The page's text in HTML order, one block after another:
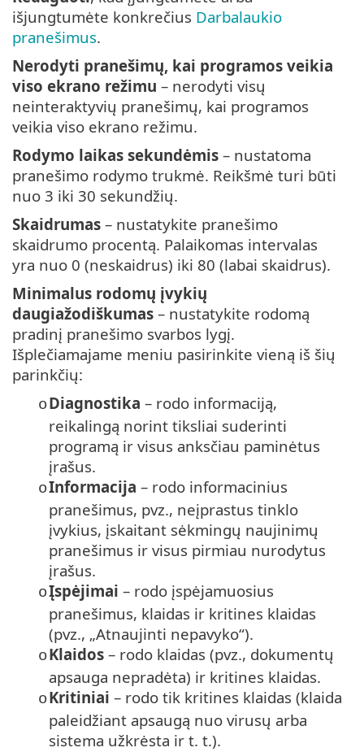
išjungtumėte konkrečius Darbalaukio
pranešimus.
Nerodyti pranešimų, kai programos veikia
viso ekrano režimu – nerodyti visų
neinteraktyvių pranešimų, kai programos
veikia viso ekrano režimu.
Rodymo laikas sekundėmis – nustatoma
pranešimo rodymo trukmė. Reikšmė turi būti
nuo 3 iki 30 sekundžių.
Skaidrumas – nustatykite pranešimo
skaidrumo procentą. Palaikomas intervalas
yra nuo 0 (neskaidrus) iki 80 (labai skaidrus).
Minimalus rodomų įvykių
daugiažodiškumas – nustatykite rodomą
pradinį pranešimo svarbos lygį.
Išplečiamajame meniu pasirinkite vieną iš šių
parinkčių:
oDiagnostika – rodo informaciją,
reikalingą norint tiksliai suderinti
programą ir visus anksčiau paminėtus
įrašus.
oInformacija – rodo informacinius
pranešimus, pvz., neįprastus tinklo
įvykius, įskaitant sėkmingų naujinimų
pranešimus ir visus pirmiau nurodytus
įrašus.
oĮspėjimai – rodo įspėjamuosius
pranešimus, klaidas ir kritines klaidas
(pvz., „Atnaujinti nepavyko“).
oKlaidos – rodo klaidas (pvz., dokumentų
apsauga nepradėta) ir kritines klaidas.
oKritiniai – rodo tik kritines klaidas (klaida
paleidžiant apsaugą nuo virusų arba
sistema užkrėsta ir t. t.).